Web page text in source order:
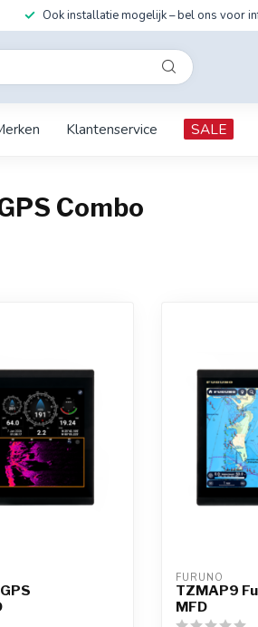
Ook installatie mogelijk – bel ons voor
Klantenservice SALE
Combo
FURUNO
TZMAP9
MFD